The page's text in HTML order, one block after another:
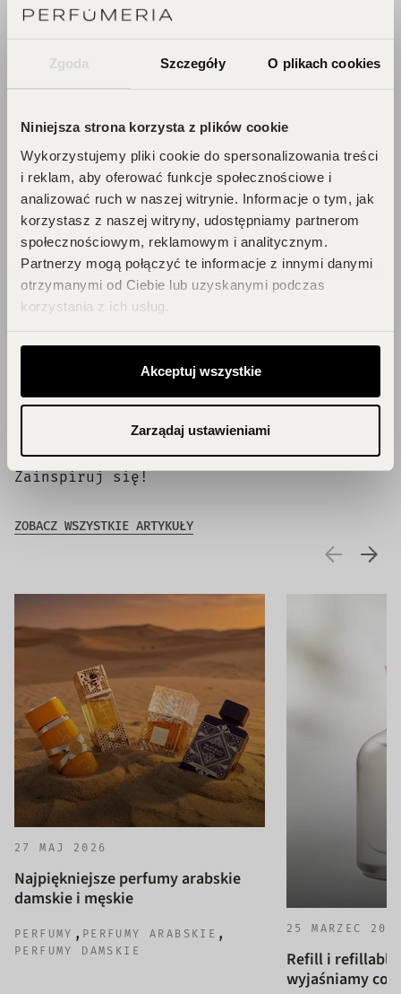
Zgoda Szczegóły O plikach cookies
Niniejsza strona korzysta z plików cookie
Wykorzystujemy pliki cookie do spersonalizowania treści
i reklam, aby oferować funkcje społecznościowe i
analizować ruch w naszej witrynie. Informacje o tym, jak
korzystasz z naszej witryny, udostępniamy partnerom
społecznościowym, reklamowym i analitycznym.
Partnerzy mogą połączyć te informacje z innymi danymi
otrzymanymi od Ciebie lub uzyskanymi podczas
korzystania z ich usług.
Akceptuj wszystkie
Zarządaj ustawieniami
PERFUCLUB!
Każde zakupy to krok w stronę Twojego
Ciebie zniżki i prezenty, których nie
chcesz przegapić!
Zbieraj punkty, odkrywaj emocje,
odbieraj flakony!
DOŁĄCZ DO KLUBU!
Blog
Zainspiruj się!
ZOBACZ WSZYSTKIE ARTYKUŁY
27 MAJ 2026
Najpiękniejsze perfumy arabskie
damskie i męskie
PERFUMY , PERFUMY ARABSKIE ,
PERFUMY DAMSKIE
25 MARZEC
Refill i refillable
wyjaśniamy co